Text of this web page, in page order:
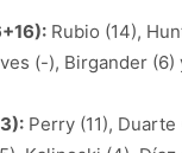
Rubio (14),
(-), Birgander (6)
Perry (11),